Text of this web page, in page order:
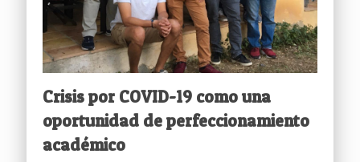
Crisis por COVID-19 como una
oportunidad de perfeccionamiento
académico